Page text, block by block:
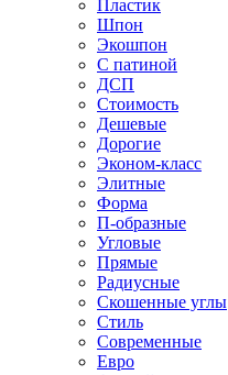
Пластик
Шпон
Экошпон
С патиной
ДСП
Стоимость
Дешевые
Дорогие
Эконом-класс
Элитные
Форма
П-образные
Угловые
Прямые
Радиусные
Скошенные углы
Стиль
Современные
Евро